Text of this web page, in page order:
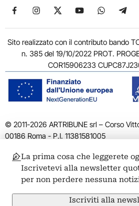
Seguici su Facebook
Seguici su Instagram
Seguici su X
Seguici suSeguici su
Sito realizzato con il contributo bando
n. 385 del 19/10/2022 PROT.
COR15906233
© 2011-2026 ARTRIBUNE srl – Corso
00186 Roma - P.I. 11381581005
ARTRIBUNE srl – Corso Vittorio
Termini e condizioniPrivacy Policy
La prima cosa che leggerete
Iscrivetevi alla newsletter
per non perdere nessuna
Iscriviti alla